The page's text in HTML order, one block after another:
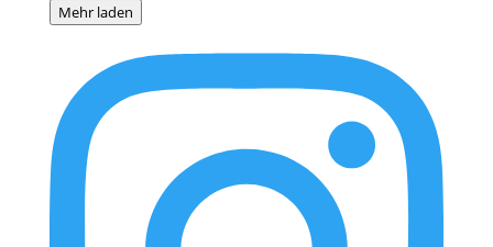
Mehr laden